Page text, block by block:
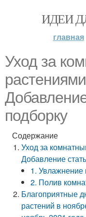
ИДЕИ
главная
Уход за
подборку
Содержание
Уход за
Добавление
1. Увлажнение
2. Полив
Благоприятные
растений в